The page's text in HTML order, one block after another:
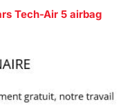
Tech-Air 5 airbag